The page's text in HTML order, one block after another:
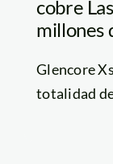
cobre
millones
Glencore
totalidad